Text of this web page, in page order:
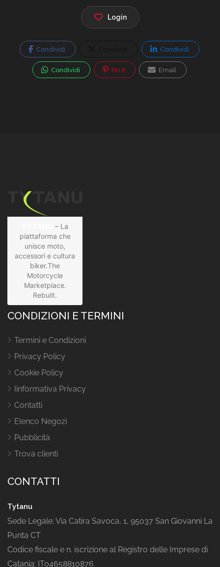
Login
Condividi Condividi
Condividi Pin It Email
– La
piattaforma che
unisce moto,
accessori e cultura
biker.The
Motorcycle
Marketplace.
Rebuilt.
CONDIZIONI E TERMINI
Termini e Condizioni
Privacy Policy
Cookie Policy
Iinformativa Privacy
Contatti
Elenco Negozi
Pubblicità
Trova clienti
CONTATTI
Tytanu
Sede Legale: Via Catira Savoca, 1, 95037 San Giovanni La
Punta CT
Codice fiscale e n. iscrizione al Registro delle Imprese di
Catania: IT04658810876